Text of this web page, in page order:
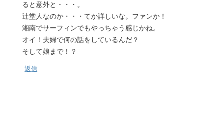
ると意外と・・・。
辻堂人なのか・・・てか詳しいな。ファンか！
湘南でサーフィンでもやっちゃう感じかね。
オイ！夫婦で何の話をしているんだ？
そして娘まで！？
返信